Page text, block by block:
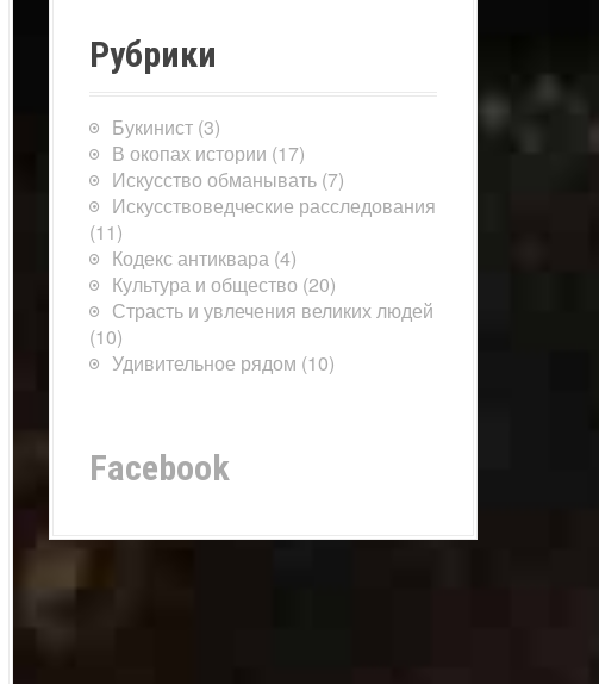
Рубрики
Букинист (3)
В окопах истории (17)
Искусство обманывать (7)
Искусствоведческие расследования
(11)
Кодекс антиквара (4)
Культура и общество (20)
Страсть и увлечения великих людей
(10)
Удивительное рядом (10)
Facebook